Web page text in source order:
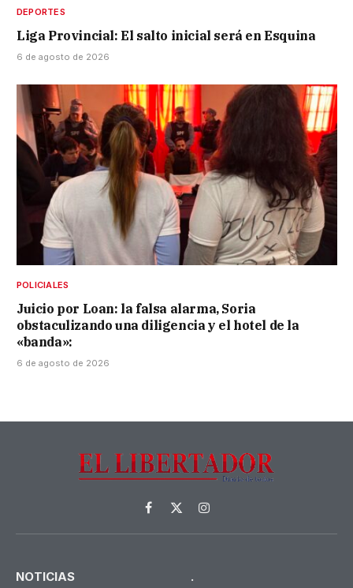
DEPORTES
Liga Provincial: El salto inicial será en Esquina
6 de agosto de 2026
POLICIALES
Juicio por Loan: la falsa alarma, Soria
obstaculizando una diligencia y el hotel de la
«banda»:
6 de agosto de 2026
Facebook
X
(Twitter)
Instagram
NOTICIAS .